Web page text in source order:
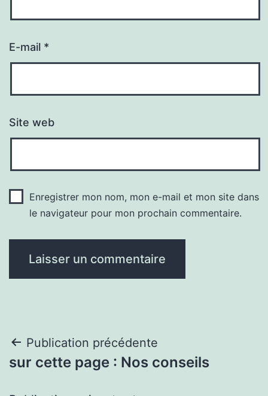
E-mail *
Site web
Enregistrer mon nom, mon e-mail et mon site dans
le navigateur pour mon prochain commentaire.
Navigation
de
Publication précédente
sur cette page : Nos conseils